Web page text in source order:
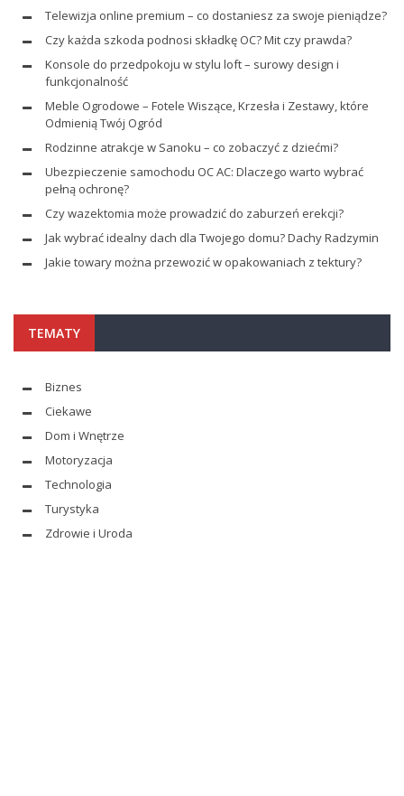
Telewizja online premium – co dostaniesz za swoje pieniądze?
Czy każda szkoda podnosi składkę OC? Mit czy prawda?
Konsole do przedpokoju w stylu loft – surowy design i
funkcjonalność
Meble Ogrodowe – Fotele Wiszące, Krzesła i Zestawy, które
Odmienią Twój Ogród
Rodzinne atrakcje w Sanoku – co zobaczyć z dziećmi?
Ubezpieczenie samochodu OC AC: Dlaczego warto wybrać
pełną ochronę?
Czy wazektomia może prowadzić do zaburzeń erekcji?
Jak wybrać idealny dach dla Twojego domu? Dachy Radzymin
Jakie towary można przewozić w opakowaniach z tektury?
TEMATY
Biznes
Ciekawe
Dom i Wnętrze
Motoryzacja
Technologia
Turystyka
Zdrowie i Uroda